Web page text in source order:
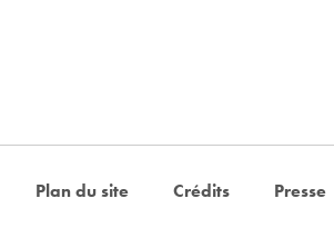
Plan du site Crédits Presse